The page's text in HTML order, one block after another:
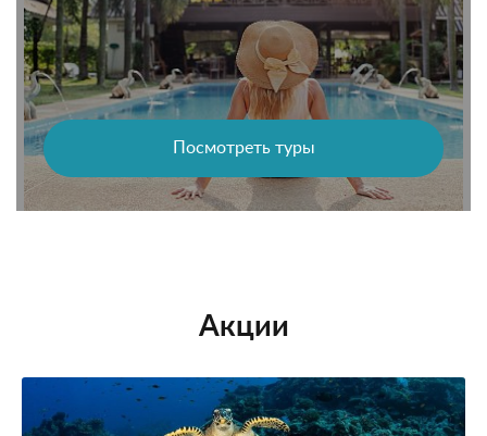
Посмотреть туры
Акции